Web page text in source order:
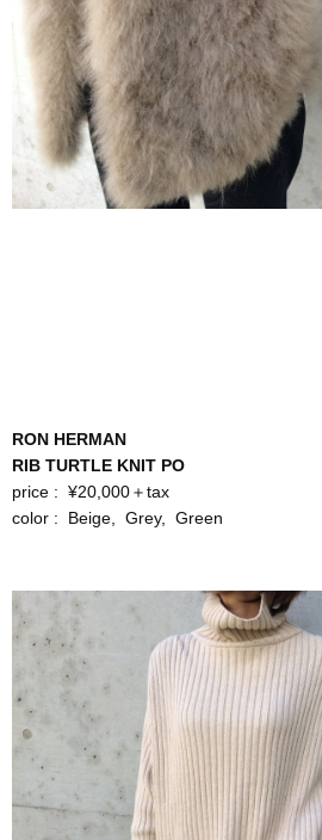
RON HERMAN
RIB TURTLE KNIT PO
price : ¥20,000＋tax
color : Beige, Grey, Green